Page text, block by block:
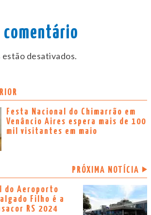
comentário
desativados.
Festa Nacional do Chimarrão em
Venâncio Aires espera mais de 100
mil visitantes em maio
PRÓXIMA NOTÍCIA
do Aeroporto
Filho é a
RS 2024